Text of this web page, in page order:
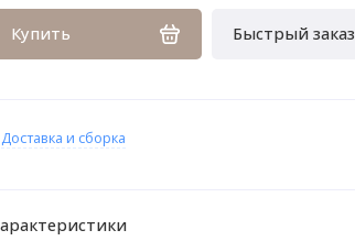
Купить Быстрый заказ
Доставка и сборка